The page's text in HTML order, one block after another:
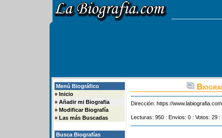
Menú Biográfico
» Inicio
» Añadir mi Biografia
» Modificar Biografía
» Las más Buscadas
Busca Biografías
Dirección: https://
Lecturas: 950 : Envios: 0 : Votos: 29